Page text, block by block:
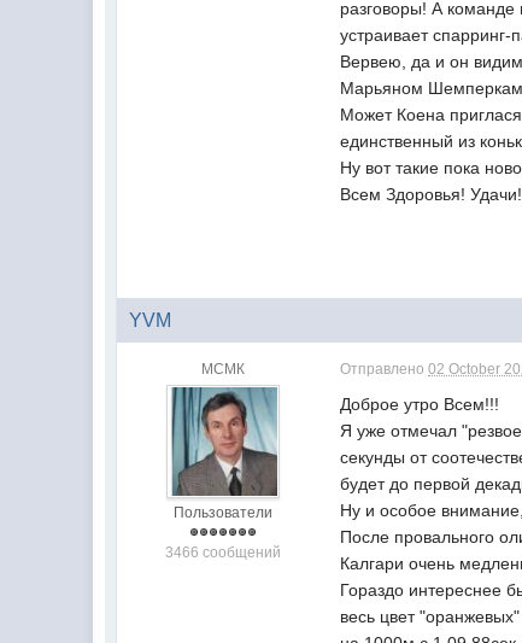
разговоры! А команде
устраивает
Вервею, да и он
Марьяном
Может Коена
единственный из
Ну вот такие пока
Всем Здоровья!
YVM
МСМК
Пользователи
3466 сообщений
Отправлено02 October
Доброе утро Всем!!!
Я уже отмечал
секунды от
будет до первой
Ну и особое
После провального
Калгари очень
Гораздо интереснее
весь цвет